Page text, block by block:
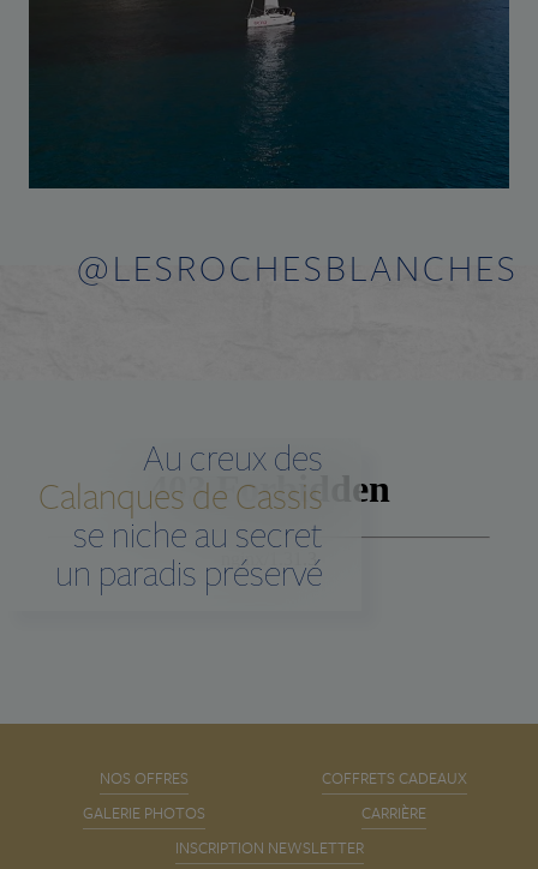
@LESROCHESBLANCHES
Au creux des
Calanques de Cassis
se niche au secret
un paradis préservé
NOS OFFRES
COFFRETS CADEAUX
GALERIE PHOTOS
CARRIÈRE
INSCRIPTION NEWSLETTER